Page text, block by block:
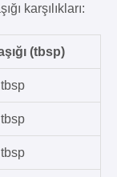
karşılıkları:
(tbsp)